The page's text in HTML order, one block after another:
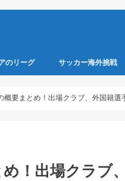
のリーグ サッカー海外挑戦
概要まとめ！出場クラブ、外国籍選
め！出場クラブ